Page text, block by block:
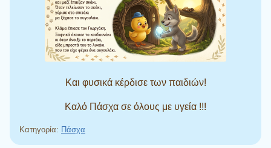
Και φυσικά κέρδισε των παιδιών!
Καλό Πάσχα σε όλους με υγεία !!!
Κατηγορία: Πάσχα